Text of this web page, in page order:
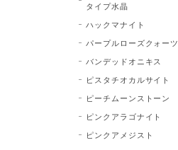
タイプ水晶
ハックマナイト
パープルローズクォーツ
バンデッドオニキス
ピスタチオカルサイト
ピーチムーンストーン
ピンクアラゴナイト
ピンクアメジスト